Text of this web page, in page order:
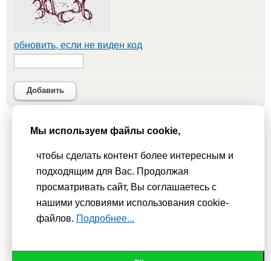
обновить, если не виден код
Добавить
Мы используемcookie-файлыдля функционирования сайта. Если
Вас это не устраивает, пожалуйста, покиньте сайт.
конфиденциальности
При использовании материалов активная гиперссылка на
Сhudesenka.ru обязательна. © 2010 - 2026
Мы используем файлы cookie,
чтобы сделать контент более интересным и
подходящим для Вас. Продолжая
просматривать сайт, Вы соглашаетесь с
нашими условиями использования cookie-
файлов. Подробнее...